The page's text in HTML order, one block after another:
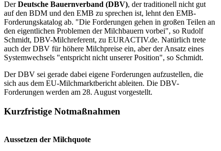
DerDeutsche Bauernverband (DBV), der traditionell nicht gut
auf den BDM und den EMB zu sprechen ist, lehnt den EMB-
Forderungskatalog ab. "Die Forderungen gehen in großen Teilen an
den eigentlichen Problemen der Milchbauern vorbei", so Rudolf
Schmidt, DBV-Milchreferent, zu EURACTIV.de. Natürlich trete
auch der DBV für höhere Milchpreise ein, aber der Ansatz eines
Systemwechsels "entspricht nicht unserer Position", so Schmidt.
Der DBV sei gerade dabei eigene Forderungen aufzustellen, die
sich aus dem EU-Milchmarktbericht ableiten. Die DBV-
Forderungen werden am 28. August vorgestellt.
Kurzfristige Notmaßnahmen
Aussetzen der Milchquote